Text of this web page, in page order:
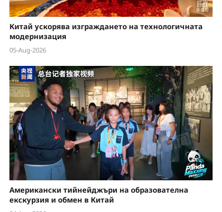
Китай ускорява изграждането на технологичната
модернизация
05-Aug-2026
Американски тийнейджъри на образователна
екскурзия и обмен в Китай